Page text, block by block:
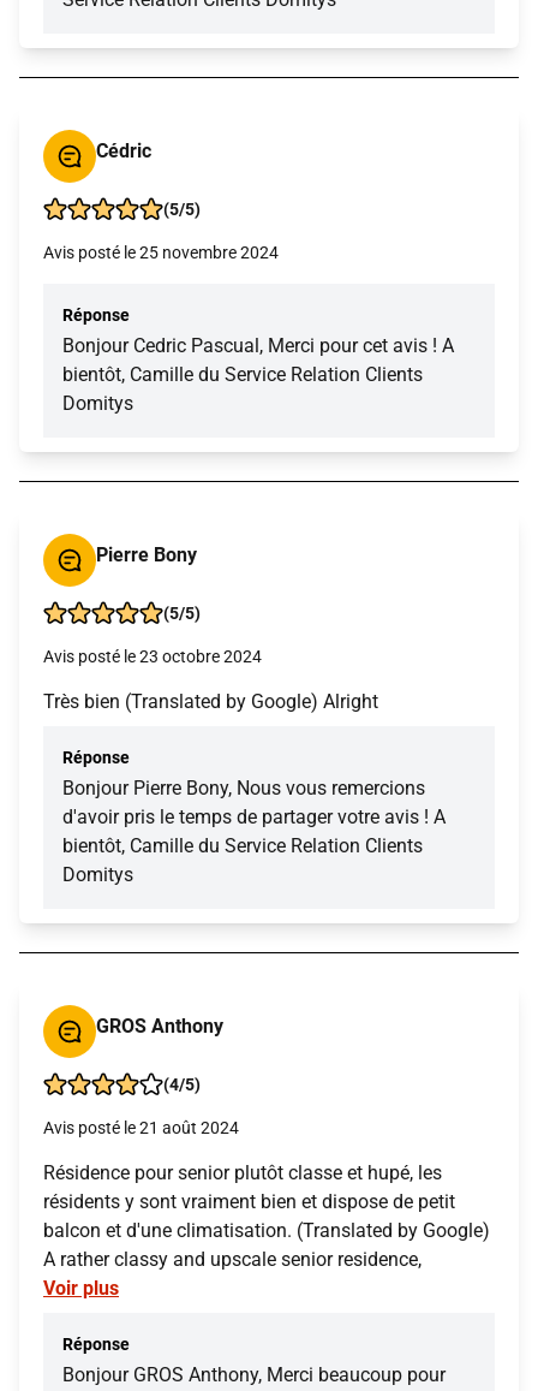
Cédric
(5/5)
Avis posté le 25 novembre 2024
Réponse
Bonjour Cedric Pascual, Merci pour cet avis ! A
bientôt, Camille du Service Relation Clients
Domitys
Pierre Bony
(5/5)
Avis posté le 23 octobre 2024
Très bien (Translated by Google) Alright
Réponse
Bonjour Pierre Bony, Nous vous remercions
d'avoir pris le temps de partager votre avis ! A
bientôt, Camille du Service Relation Clients
Domitys
GROS Anthony
(4/5)
Avis posté le 21 août 2024
Résidence pour senior plutôt classe et hupé, les
résidents y sont vraiment bien et dispose de petit
balcon et d'une climatisation. (Translated by Google)
A rather classy and upscale senior residence,
Voir plus
Réponse
Bonjour GROS Anthony, Merci beaucoup pour